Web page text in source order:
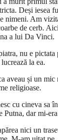
Deși iesea
nimeni. Am
de cerb.
a lui Da Vinci.
nu e pictata
la ea.
aveau și un mic
religioase.
cu cineva sa
Putna, dar mi-
nici un